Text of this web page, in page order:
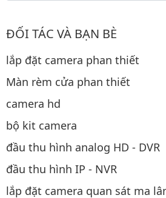
ĐỐI TÁC VÀ BẠN BÈ
lắp đặt camera phan thiết
Màn rèm cửa phan thiết
camera hd
bộ kit camera
đầu thu hình analog HD - DVR
đầu thu hình IP - NVR
lắp đặt camera quan sát ma